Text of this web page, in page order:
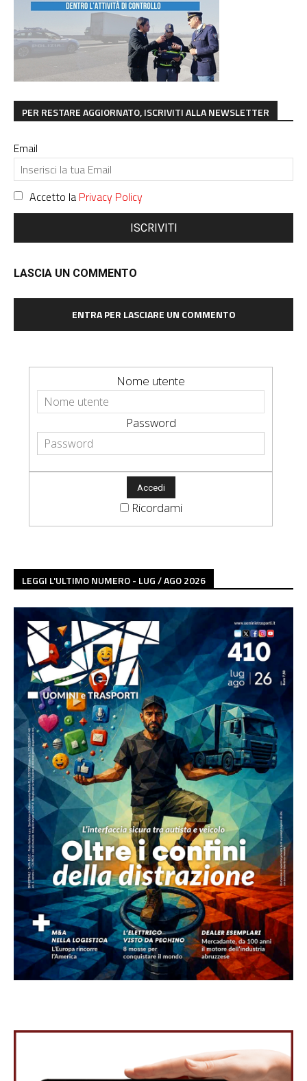
PER RESTARE AGGIORNATO, ISCRIVITI ALLA NEWSLETTER
Email
Accetto la Privacy Policy
ISCRIVITI
LASCIA UN COMMENTO
ENTRA PER LASCIARE UN COMMENTO
Nome utente
Password
Ricordami
LEGGI L'ULTIMO NUMERO - LUG / AGO 2026